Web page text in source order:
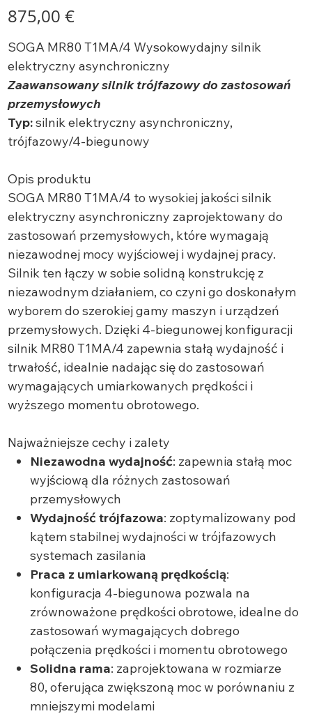
875,00 €
SOGA MR80 T1MA/4 Wysokowydajny silnik
elektryczny asynchroniczny
Zaawansowany silnik trójfazowy do zastosowań
przemysłowych
Typ:silnik elektryczny asynchroniczny,
trójfazowy/4-biegunowy
Opis produktu
SOGA MR80 T1MA/4 to wysokiej jakości silnik
elektryczny asynchroniczny zaprojektowany do
zastosowań przemysłowych, które wymagają
niezawodnej mocy wyjściowej i wydajnej pracy.
Silnik ten łączy w sobie solidną konstrukcję z
niezawodnym działaniem, co czyni go doskonałym
wyborem do szerokiej gamy maszyn i urządzeń
przemysłowych. Dzięki 4-biegunowej konfiguracji
silnik MR80 T1MA/4 zapewnia stałą wydajność i
trwałość, idealnie nadając się do zastosowań
wymagających umiarkowanych prędkości i
wyższego momentu obrotowego.
Najważniejsze cechy i zalety
Niezawodna wydajność: zapewnia stałą moc
wyjściową dla różnych zastosowań
przemysłowych
Wydajność trójfazowa: zoptymalizowany pod
kątem stabilnej wydajności w trójfazowych
systemach zasilania
Praca z umiarkowaną prędkością:
konfiguracja 4-biegunowa pozwala na
zrównoważone prędkości obrotowe, idealne do
zastosowań wymagających dobrego
połączenia prędkości i momentu obrotowego
Solidna rama: zaprojektowana w rozmiarze
80, oferująca zwiększoną moc w porównaniu z
mniejszymi modelami